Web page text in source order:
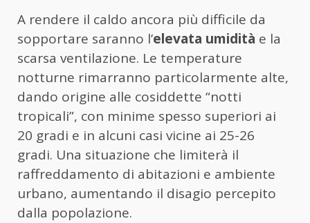
A rendere il caldo ancora più difficile da
sopportare saranno l’elevata umidità e la
scarsa ventilazione. Le temperature
notturne rimarranno particolarmente alte,
dando origine alle cosiddette “notti
tropicali”, con minime spesso superiori ai
20 gradi e in alcuni casi vicine ai 25-26
gradi. Una situazione che limiterà il
raffreddamento di abitazioni e ambiente
urbano, aumentando il disagio percepito
dalla popolazione.